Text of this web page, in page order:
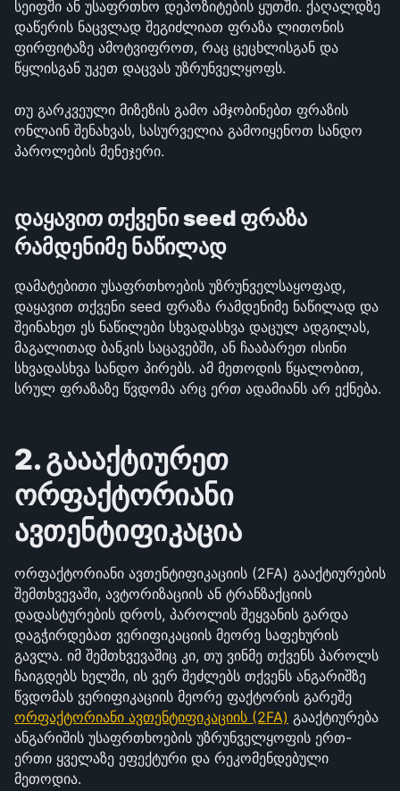
სეიფში ან უსაფრთხო დეპოზიტების ყუთში. ქაღალდზე
დაწერის ნაცვლად შეგიძლიათ ფრაზა ლითონის
ფირფიტაზე ამოტვიფროთ, რაც ცეცხლისგან და
წყლისგან უკეთ დაცვას უზრუნველყოფს.
თუ გარკვეული მიზეზის გამო ამჯობინებთ ფრაზის
ონლაინ შენახვას, სასურველია გამოიყენოთ სანდო
პაროლების მენეჯერი.
დაყავით თქვენი seed ფრაზა
რამდენიმე ნაწილად
დამატებითი უსაფრთხოების უზრუნველსაყოფად,
დაყავით თქვენი seed ფრაზა რამდენიმე ნაწილად და
შეინახეთ ეს ნაწილები სხვადასხვა დაცულ ადგილას,
მაგალითად ბანკის საცავებში, ან ჩააბარეთ ისინი
სხვადასხვა სანდო პირებს. ამ მეთოდის წყალობით,
სრულ ფრაზაზე წვდომა არც ერთ ადამიანს არ ექნება.
2. გაააქტიურეთ
ორფაქტორიანი
ავთენტიფიკაცია
ორფაქტორიანი ავთენტიფიკაციის (2FA) გააქტიურების
შემთხვევაში, ავტორიზაციის ან ტრანზაქციის
დადასტურების დროს, პაროლის შეყვანის გარდა
დაგჭირდებათ ვერიფიკაციის მეორე საფეხურის
გავლა. იმ შემთხვევაშიც კი, თუ ვინმე თქვენს პაროლს
ჩაიგდებს ხელში, ის ვერ შეძლებს თქვენს ანგარიშზე
ორფაქტორიანი ავთენტიფიკაციის (2FA) გააქტიურება
ანგარიშის უსაფრთხოების უზრუნველყოფის ერთ-
ერთი ყველაზე ეფექტური და რეკომენდებული
მეთოდია.